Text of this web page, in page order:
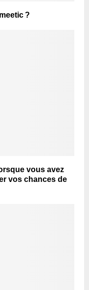
?
vous avez
vos chances de